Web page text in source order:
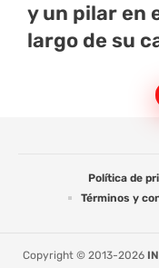
y un pilar en
largo de su
Política de
Términos y
Copyright © 2013-2026